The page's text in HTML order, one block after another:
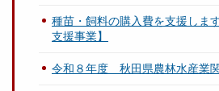
種苗・飼料の購入費を支援しま
支援事業】
令和８年度 秋田県農林水産業